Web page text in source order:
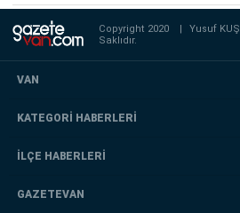
Copyright 2020 Yusuf
Saklıdır.
VAN
KATEGORİ HABERLERİ
İLÇE HABERLERİ
GAZETEVAN